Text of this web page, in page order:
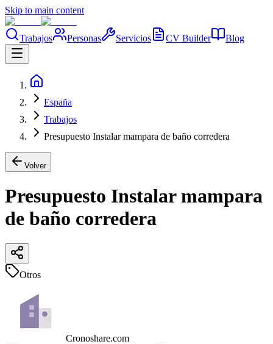
Skip to main content
Trabajos Personas Servicios CV Builder Blog
España
Trabajos
Presupuesto Instalar mampara de baño corredera
Volver
Presupuesto Instalar mampara
de baño corredera
Otros
Cronoshare.com